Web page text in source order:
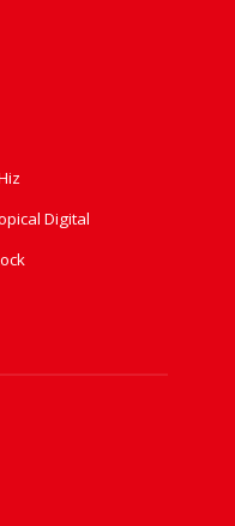
Digital